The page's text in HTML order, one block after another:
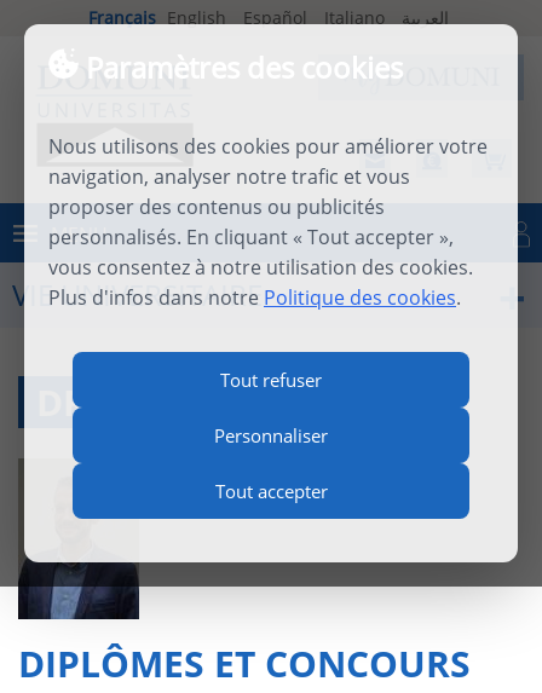
Paramètres des cookies
Nous utilisons des cookies pour améliorer votre
navigation, analyser notre trafic et vous
proposer des contenus ou publicités
personnalisés. En cliquant « Tout accepter »,
vous consentez à notre utilisation des cookies.
Plus d'infos dans notre Politique des cookies.
Tout refuser
Personnaliser
Tout accepter
Français English Español Italiano العربية
MENU Se connecter
VIE UNIVERSITAIRE
DR. DOMINIQUE AVON
DIPLÔMES ET CONCOURS